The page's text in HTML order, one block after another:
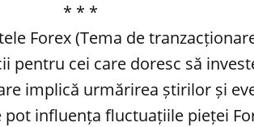
* * *
Forex (Tema de
pentru cei care doresc să
implică urmărirea știrilor și
pot influența fluctuațiile pieței